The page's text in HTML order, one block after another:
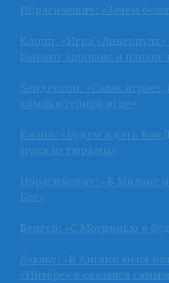
Ибрагимович: «Зачем
Клопп: «Игра
Бывают хорошие и плохие
Хендерсон: «Салах играет,
компьютерной игре»
Клопп: «Будем ждать Ван
мужа из тюрьмы»
Ибрагимович: «В Милане
Бог»
Венгер: «С Моуринью я
Лукаку: «В Англии меня
«Интере» я оказался